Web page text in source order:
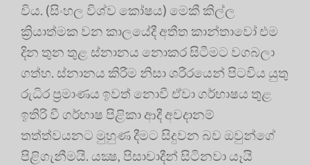
විය. (සිංහල විශ්ව කෝෂය) මෙකී කිල්ල
ක්‍රියාත්මක වන කාලයේදී අතීත කාන්තාවෝ එම
දින තුන තුළ ස්‌නානය නොකර සිටීමට වගබලා
ගත්හ. ස්‌නානය කිරීම නිසා ශරීරයෙන් පිටවිය යුතු
රුධිර ප්‍රමාණය ඉවත් නොවී ඒවා ගර්භාෂය තුළ
ඉතිරි වී ගර්භාෂ පිළිකා ආදී අවදානම්
තත්ත්වයනට මුහුණ දීමට සිදුවන බව ඔවුන්ගේ
පිළිගැනීමයි. යක්‍ෂ, පිසාචාදීන් සිටිනවා යෑයි